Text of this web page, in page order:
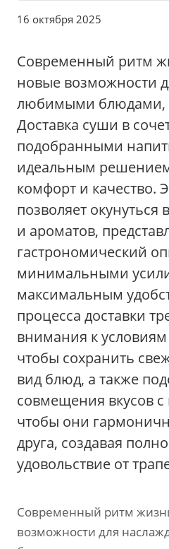
16 октября 2025
Современный ритм
новые возможности
любимыми блюдами,
Доставка суши в
подобранными
идеальным решением
комфорт и качество.
позволяет окунуться
и ароматов,
гастрономический
минимальными
максимальным
процесса доставки
внимания к
чтобы сохранить
вид блюд, а также
совмещения вкусов с
чтобы они
друга, создавая
удовольствие от
Современный ритм
возможности для